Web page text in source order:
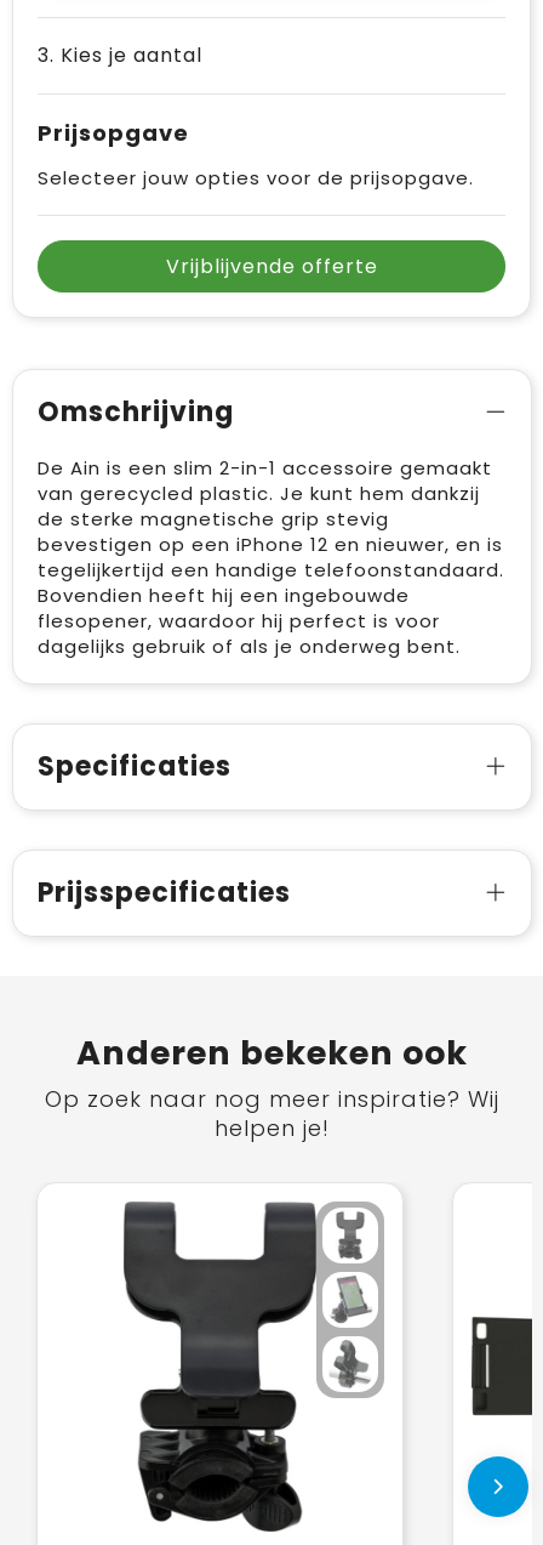
3. Kies je aantal
Prijsopgave
Selecteer jouw opties voor de prijsopgave.
Vrijblijvende offerte
Omschrijving
De Ain is een slim 2-in-1 accessoire gemaakt
van gerecycled plastic. Je kunt hem dankzij
de sterke magnetische grip stevig
bevestigen op een iPhone 12 en nieuwer, en is
tegelijkertijd een handige telefoonstandaard.
Bovendien heeft hij een ingebouwde
flesopener, waardoor hij perfect is voor
dagelijks gebruik of als je onderweg bent.
Specificaties
Prijsspecificaties
Anderen bekeken ook
Op zoek naar nog meer inspiratie? Wij
helpen je!